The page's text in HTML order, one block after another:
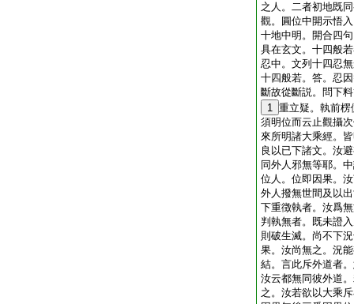
之人。二者初地既
觀。圓位中開示悟
十地中明。開合四
具在玄文。十四般
忍中。文列十四忍
十四般若。答。忍
斷故從斷説。問下
1 重立疑。執前
須明位而云止觀攝
來所明諸大乘經。
良以已下諸文。汝
同外人邪無等耶。
位人。位即因果。
外人撥無世間及以
下重徴執者。汝爲
判執無者。既未證
則破生滅。尚不下
果。汝尚無之。況
結。言此斥外道者
汝云都無同彼外道
之。汝若欲以大乘